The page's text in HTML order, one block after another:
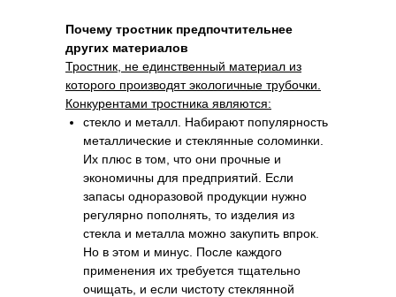
Почему тростник предпочтительнее
других материалов
Тростник, не единственный материал из
которого производят экологичные трубочки.
Конкурентами тростника являются:
стекло и металл. Набирают популярность
металлические и стеклянные соломинки.
Их плюс в том, что они прочные и
экономичны для предприятий. Если
запасы одноразовой продукции нужно
регулярно пополнять, то изделия из
стекла и металла можно закупить впрок.
Но в этом и минус. После каждого
применения их требуется тщательно
очищать, и если чистоту стеклянной